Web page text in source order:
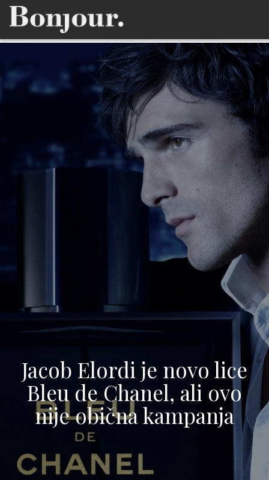
Jacob Elordi je novo lice
Bleu de Chanel, ali ovo
nije obična kampanja